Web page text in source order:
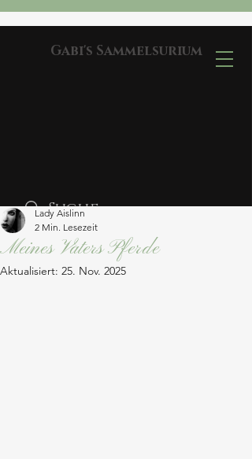
Gabi's Sammelsurium
Meines Vaters Pferde
Lady Aislinn
2 Min. Lesezeit
Aktualisiert: 25. Nov. 2025